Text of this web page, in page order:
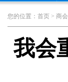
您的位置： 首页 > 商
我会